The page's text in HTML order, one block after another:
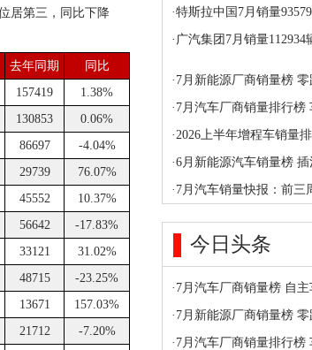
居第三，同比下降
去年同期
同比
157419
1.38%
130853
0.06%
86697
-4.04%
29739
76.07%
45552
10.37%
56642
-17.83%
33121
31.02%
48715
-23.25%
13671
157.03%
21712
-7.20%
·特斯拉中国7月销量
· 广汽集团7月销量112934
· 7月新能源厂商销量榜
· 7月汽车厂商销量排行榜
·2026上半年增程车销量
·6月新能源汽车销量榜
· 7月汽车销量快报：前三
今日头条
· 7月汽车厂商销量榜 自
· 7月新能源厂商销量榜
· 7月汽车厂商销量排行榜